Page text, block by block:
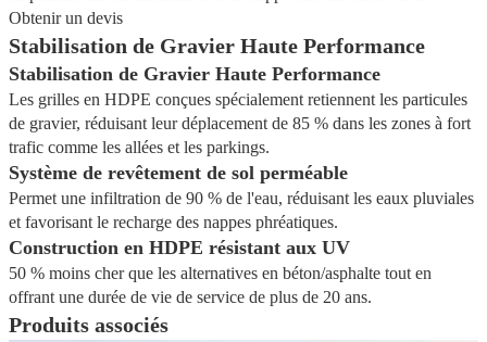
Obtenir un devis
Stabilisation de Gravier Haute Performance
Stabilisation de Gravier Haute Performance
Les grilles en HDPE conçues spécialement retiennent les particules
de gravier, réduisant leur déplacement de 85 % dans les zones à fort
trafic comme les allées et les parkings.
Système de revêtement de sol perméable
Permet une infiltration de 90 % de l'eau, réduisant les eaux pluviales
et favorisant le recharge des nappes phréatiques.
Construction en HDPE résistant aux UV
50 % moins cher que les alternatives en béton/asphalte tout en
offrant une durée de vie de service de plus de 20 ans.
Produits associés